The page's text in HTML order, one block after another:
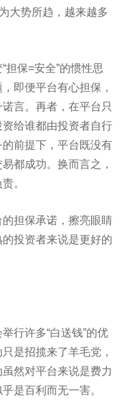
大势所趋，越来越多
保=安全”的惯性思
即便平台有心担保，
言。再者，在平台只
给谁都由投资者自行
前提下，平台既没有
都成功。换而言之，
。
担保承诺，擦亮眼睛
投资者来说是更好的
行许多“白送钱”的优
是招揽来了羊毛党，
然对平台来说是费力
是百利而无一害。